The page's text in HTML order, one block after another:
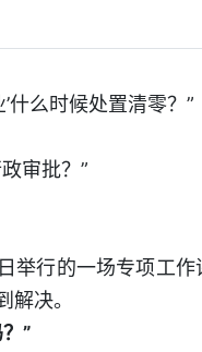
什么时候处置清零？”
审批？”
举行的一场专项工
解决。
”